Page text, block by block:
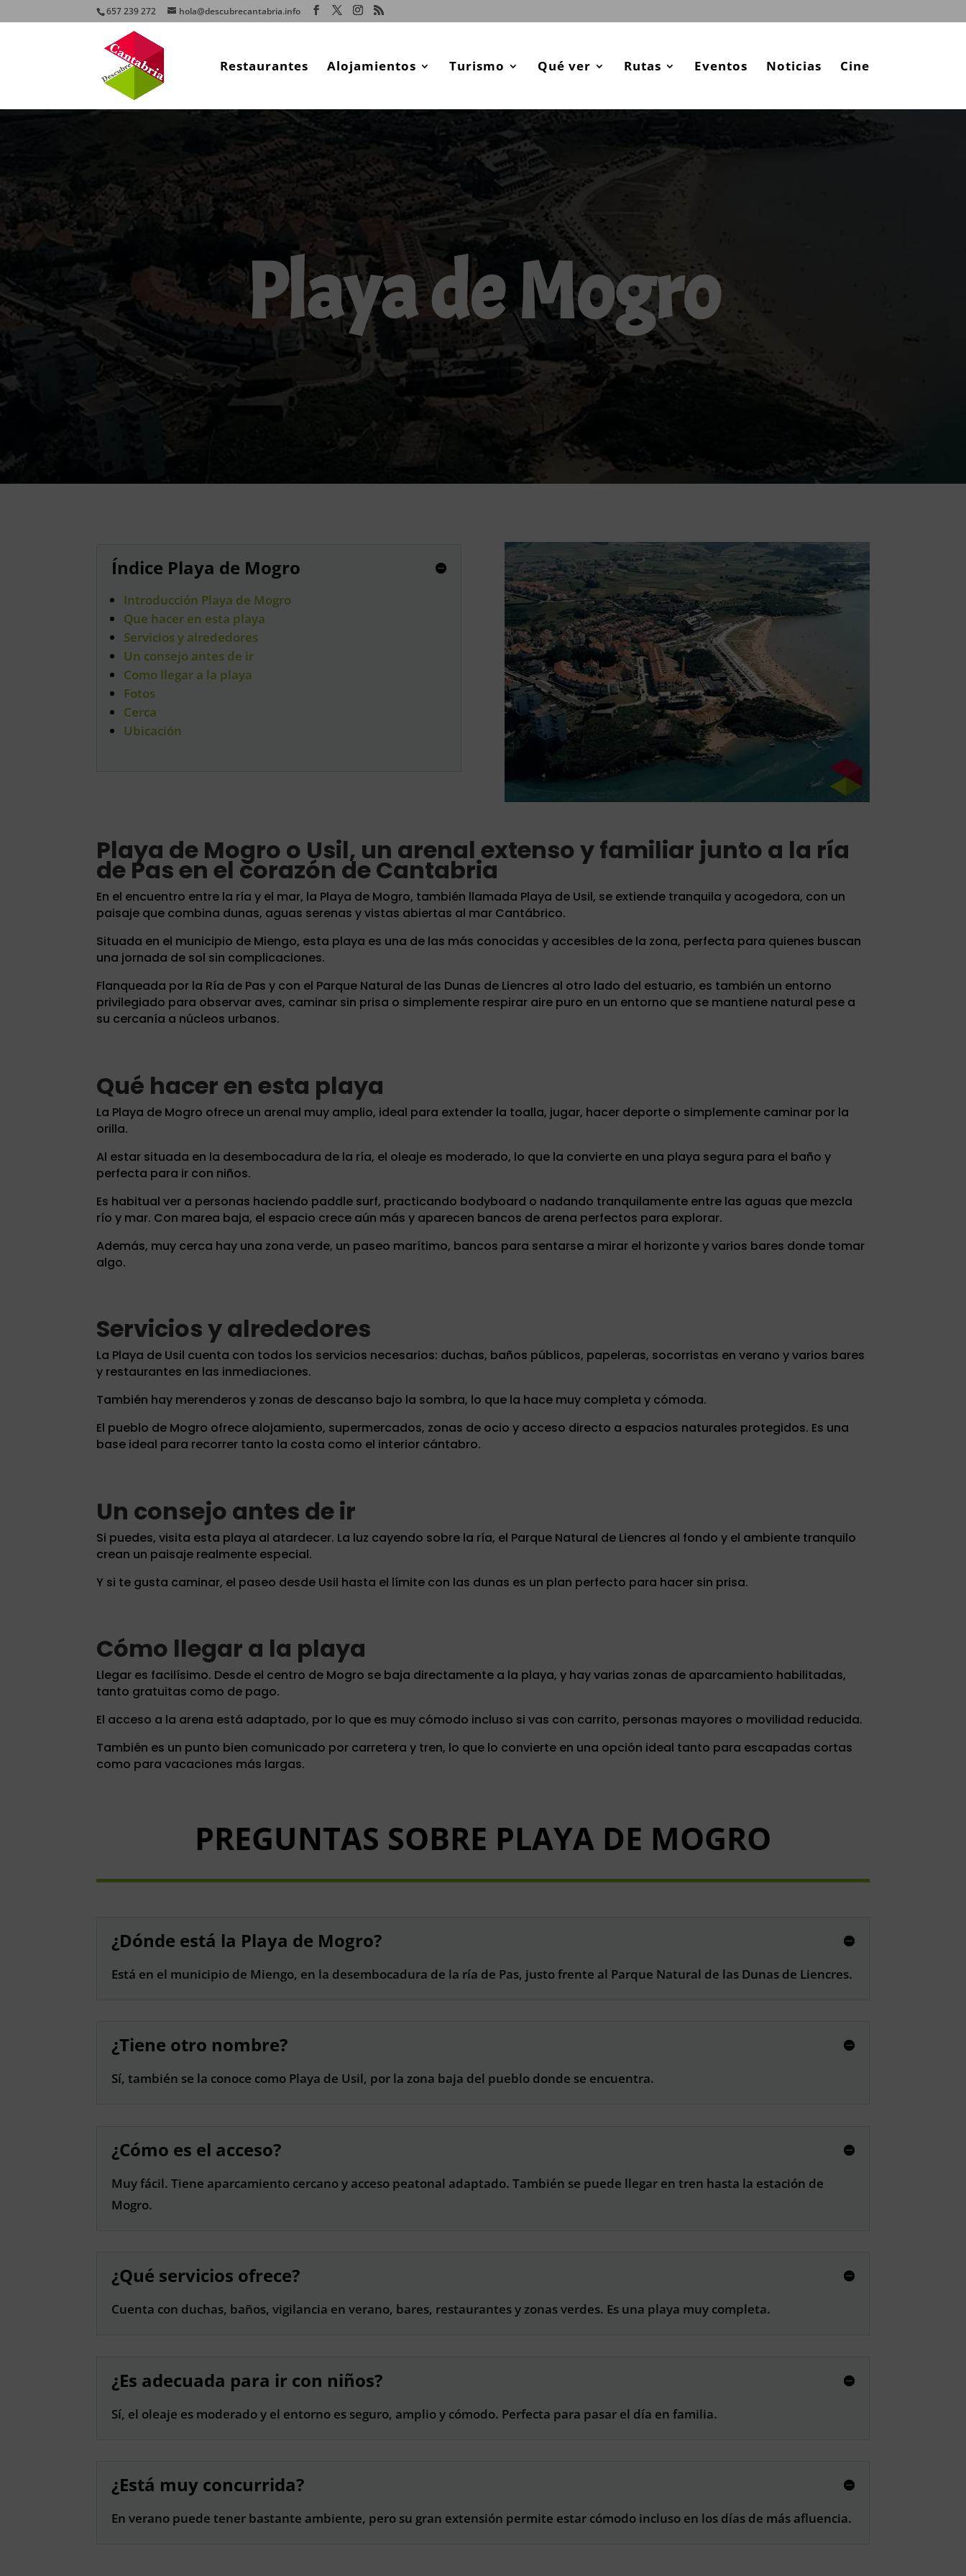
657 239 272 hola@descubrecantabria.info
Restaurantes Alojamientos Turismo Qué ver Rutas Eventos Noticias Cine
Playa de Mogro
Índice Playa de Mogro
Introducción Playa de Mogro
Que hacer en esta playa
Servicios y alrededores
Un consejo antes de ir
Como llegar a la playa
Fotos
Cerca
Ubicación
Playa de Mogro o Usil, un arenal extenso y familiar junto a la ría
de Pas en el corazón de Cantabria
En el encuentro entre la ría y el mar, la Playa de Mogro, también llamada Playa de Usil, se extiende tranquila y acogedora, con un
paisaje que combina dunas, aguas serenas y vistas abiertas al mar Cantábrico.
Situada en el municipio de Miengo, esta playa es una de las más conocidas y accesibles de la zona, perfecta para quienes buscan
una jornada de sol sin complicaciones.
Flanqueada por la Ría de Pas y con el Parque Natural de las Dunas de Liencres al otro lado del estuario, es también un entorno
privilegiado para observar aves, caminar sin prisa o simplemente respirar aire puro en un entorno que se mantiene natural pese a
su cercanía a núcleos urbanos.
Qué hacer en esta playa
La Playa de Mogro ofrece un arenal muy amplio, ideal para extender la toalla, jugar, hacer deporte o simplemente caminar por la
orilla.
Al estar situada en la desembocadura de la ría, el oleaje es moderado, lo que la convierte en una playa segura para el baño y
perfecta para ir con niños.
Es habitual ver a personas haciendo paddle surf, practicando bodyboard o nadando tranquilamente entre las aguas que mezcla
río y mar. Con marea baja, el espacio crece aún más y aparecen bancos de arena perfectos para explorar.
Además, muy cerca hay una zona verde, un paseo marítimo, bancos para sentarse a mirar el horizonte y varios bares donde tomar
algo.
Servicios y alrededores
La Playa de Usil cuenta con todos los servicios necesarios: duchas, baños públicos, papeleras, socorristas en verano y varios bares
y restaurantes en las inmediaciones.
También hay merenderos y zonas de descanso bajo la sombra, lo que la hace muy completa y cómoda.
El pueblo de Mogro ofrece alojamiento, supermercados, zonas de ocio y acceso directo a espacios naturales protegidos. Es una
base ideal para recorrer tanto la costa como el interior cántabro.
Un consejo antes de ir
Si puedes, visita esta playa al atardecer. La luz cayendo sobre la ría, el Parque Natural de Liencres al fondo y el ambiente tranquilo
crean un paisaje realmente especial.
Y si te gusta caminar, el paseo desde Usil hasta el límite con las dunas es un plan perfecto para hacer sin prisa.
Cómo llegar a la playa
Llegar es facilísimo. Desde el centro de Mogro se baja directamente a la playa, y hay varias zonas de aparcamiento habilitadas,
tanto gratuitas como de pago.
El acceso a la arena está adaptado, por lo que es muy cómodo incluso si vas con carrito, personas mayores o movilidad reducida.
También es un punto bien comunicado por carretera y tren, lo que lo convierte en una opción ideal tanto para escapadas cortas
como para vacaciones más largas.
PREGUNTAS SOBRE PLAYA DE MOGRO
¿Dónde está la Playa de Mogro?
Está en el municipio de Miengo, en la desembocadura de la ría de Pas, justo frente al Parque Natural de las Dunas de Liencres.
¿Tiene otro nombre?
Sí, también se la conoce como Playa de Usil, por la zona baja del pueblo donde se encuentra.
¿Cómo es el acceso?
Muy fácil. Tiene aparcamiento cercano y acceso peatonal adaptado. También se puede llegar en tren hasta la estación de
Mogro.
¿Qué servicios ofrece?
Cuenta con duchas, baños, vigilancia en verano, bares, restaurantes y zonas verdes. Es una playa muy completa.
¿Es adecuada para ir con niños?
Sí, el oleaje es moderado y el entorno es seguro, amplio y cómodo. Perfecta para pasar el día en familia.
¿Está muy concurrida?
En verano puede tener bastante ambiente, pero su gran extensión permite estar cómodo incluso en los días de más afluencia.